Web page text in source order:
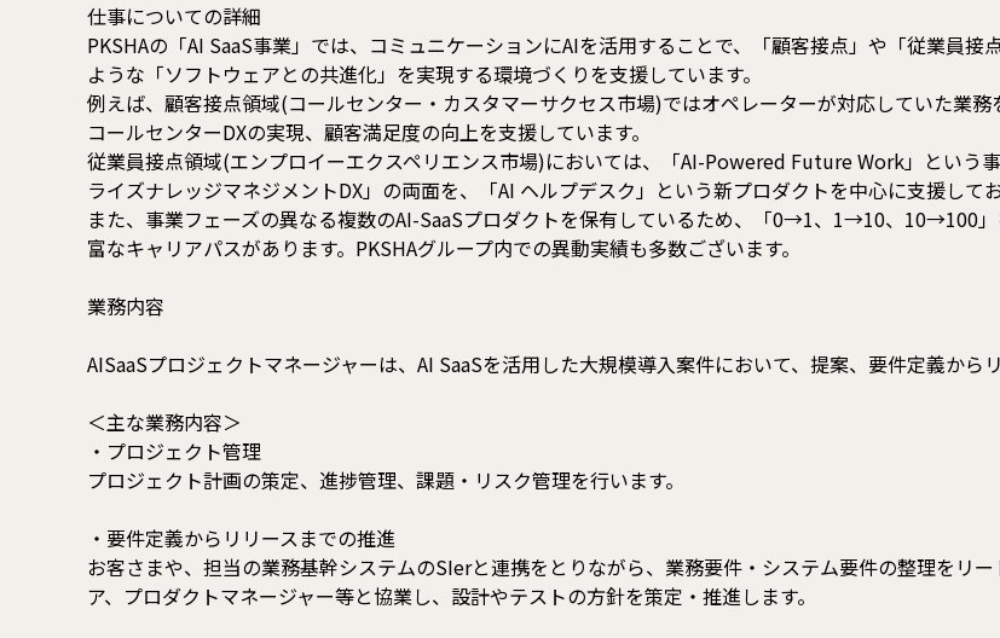
仕事についての詳細
PKSHAの「AI SaaS事業」では、コミュニケーションにAIを活用することで、「顧客接点」や「従業員
ような「ソフトウェアとの共進化」を実現する環境づくりを支援しています。
例えば、顧客接点領域(コールセンター・カスタマーサクセス市場)ではオペレーターが対応していた業
コールセンターDXの実現、顧客満足度の向上を支援しています。
従業員接点領域(エンプロイーエクスペリエンス市場)においては、「AI-Powered Future Work」という
ライズナレッジマネジメントDX」の両面を、「AI ヘルプデスク」という新プロダクトを中心に支援してお
また、事業フェーズの異なる複数のAI-SaaSプロダクトを保有しているため、「0→1、1→10、10→100
富なキャリアパスがあります。PKSHAグループ内での異動実績も多数ございます。
業務内容
AISaaSプロジェクトマネージャーは、AI SaaSを活用した大規模導入案件において、提案、要件定義から
＜主な業務内容＞
・プロジェクト管理
プロジェクト計画の策定、進捗管理、課題・リスク管理を行います。
・要件定義からリリースまでの推進
お客さまや、担当の業務基幹システムのSIerと連携をとりながら、業務要件・システム要件の整理をリ
ア、プロダクトマネージャー等と協業し、設計やテストの方針を策定・推進します。